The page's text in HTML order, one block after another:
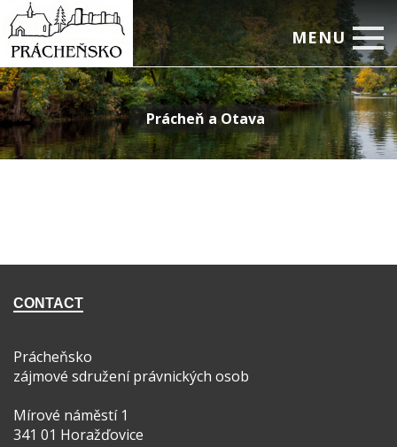
MENU
Home
Prácheň a Otava
Zajímavosti
Administrativa
Kontakty
Prácheň a Otava
CONTACT
Prácheňsko
zájmové sdružení právnických osob
Mírové náměstí 1
341 01 Horažďovice